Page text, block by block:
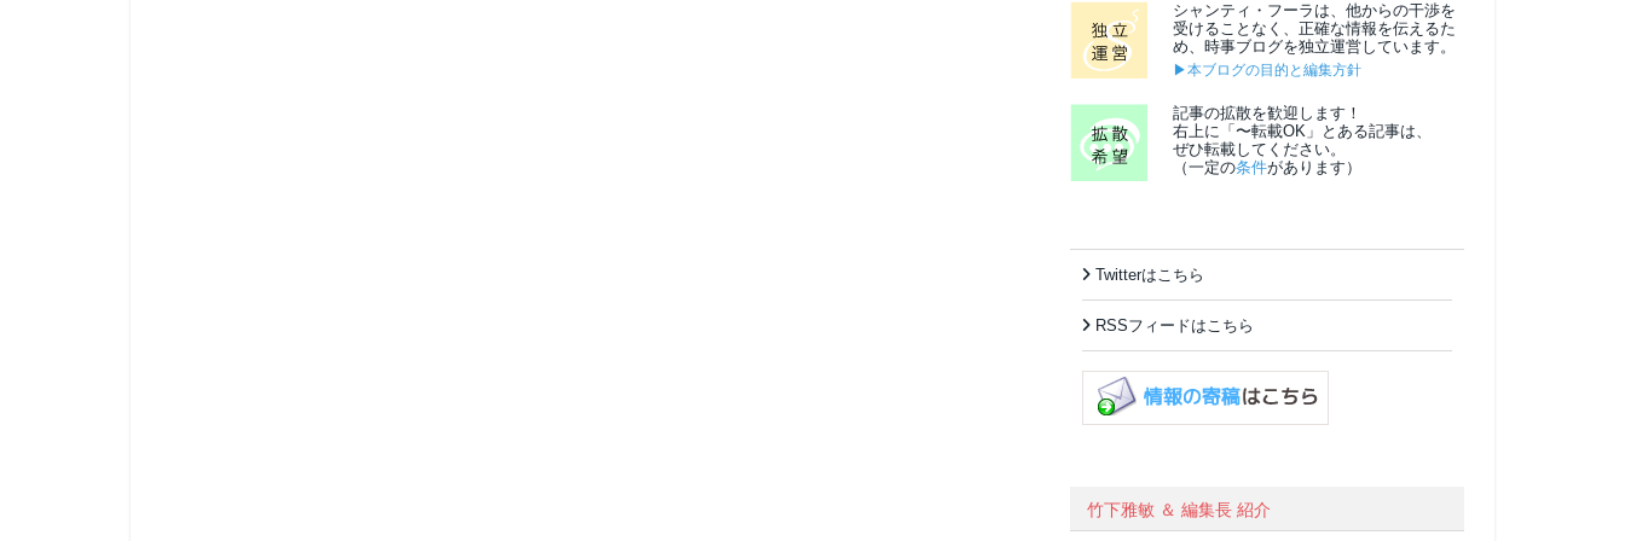
シャンティ・フーラは、他からの干渉を
受けることなく、正確な情報を伝えるた
め、時事ブログを独立運営しています。
▶本ブログの目的と編集方針
記事の拡散を歓迎します！
右上に「〜転載OK」とある記事は、
ぜひ転載してください。
（一定の条件があります）
Twitterはこちら
RSSフィードはこちら
竹下雅敏 ＆ 編集長 紹介